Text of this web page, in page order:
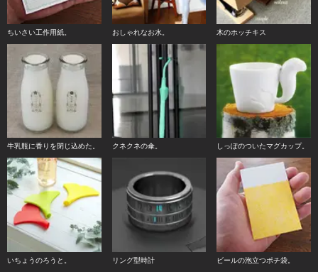
ちいさい工作用紙。 おしゃれなお水。 木のホッチキス
牛乳瓶に香りを閉じ込めた。 クネクネの傘。 しっぽのついたマグカップ。
いちょうのろうと。 リング型時計 ビールの泡立つポチ袋。